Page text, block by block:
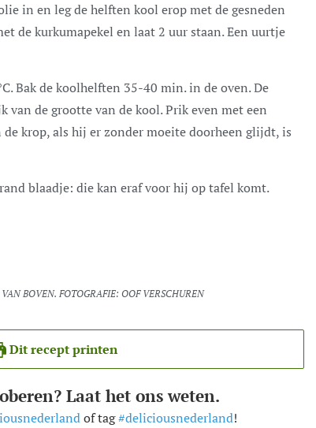
in en leg de helften kool erop met de gesneden
de kurkumapekel en laat 2 uur staan. Een uurtje
Bak de koolhelften 35-40 min. in de oven. De
van de grootte van de kool. Prik even met een
de krop, als hij er zonder moeite doorheen glijdt, is
blaadje: die kan eraf voor hij op tafel komt.
BOVEN. FOTOGRAFIE: OOF VERSCHUREN
Dit recept printen
Laat het ons weten.
of tag#deliciousnederland!